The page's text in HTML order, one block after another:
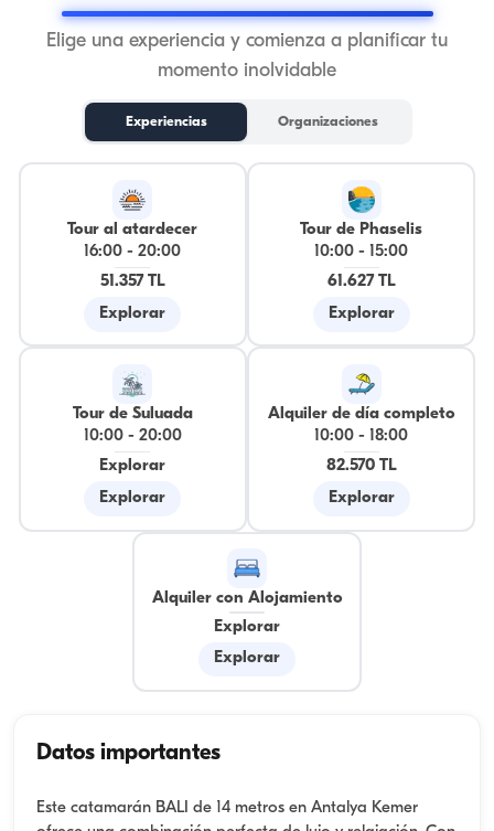
Elige una experiencia y comienza a planificar tu
momento inolvidable
Experiencias Organizaciones
Tour al atardecer
16:00 -20:00
51.357 TL
Explorar
Tour de Phaselis
10:00 -
15:00
61.627 TL
Explorar
Tour de Suluada
10:00- 20:00
Explorar
Explorar
Alquiler de día completo
10:00 -
18:00
82.570 TL
Explorar
Alquiler con Alojamiento
Explorar
Explorar
Datos importantes
Este catamarán BALI de 14 metros en Antalya Kemer